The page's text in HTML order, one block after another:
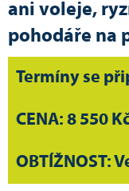
ani voleje,
pohodáře na
Termíny se
CENA: 8 550
OBTÍŽNOST: